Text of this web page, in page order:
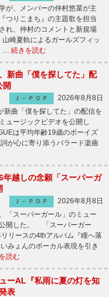
が、メンバーの仲村悠菜が主
つりこまち』の主題歌を担当
れ、仲村のコメントと新規場
崎夏軌によるガールズフィッ
… 続きを読む
新曲「僕を探してた」配
開
Ｊ－ＰＯＰ
2026年8月8日
曲「僕を探してた」の配信を
ュージックビデオを公開し
は平均年齢19歳のボーイズ
が心に寄り添うバラード楽曲
年越しの念願「スーパーガ
Ｊ－ＰＯＰ
2026年8月8日
「スーパーガール」のミュー
開した。 「スーパーガー
リースの4thアルバム『瞳へ落
みょんのボーカル表現を引き
読む
ーAL『私雨に夏の灯を知
表